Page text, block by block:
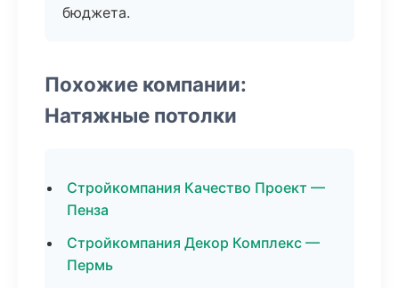
бюджета.
Похожие компании:
Натяжные потолки
Стройкомпания Качество Проект —
Пенза
Стройкомпания Декор Комплекс —
Пермь